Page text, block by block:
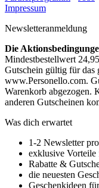
Impressum
Newsletteranmeldung
Die
Mindestbestellwert
Gutschein gültig für das
www.Personello.com.
Warenkorb abgezogen.
anderen Gutscheinen
Was dich erwartet
1-2 Newsletter
exklusive Vorteile
Rabatte &
die neuesten
Geschenkideen